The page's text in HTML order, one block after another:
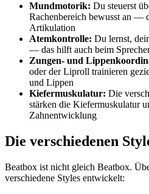
Mundmotorik: Du steuerst
Rachenbereich bewusst an —
Artikulation
Atemkontrolle: Du lernst,
— das hilft auch beim
Zungen- und
oder der Liproll trainieren
und Lippen
Kiefermuskulatur: Die
stärken die Kiefermuskulatur
Zahnentwicklung
Die verschiedenen
Beatbox ist nicht gleich Beatbox.
verschiedene Styles entwickelt: